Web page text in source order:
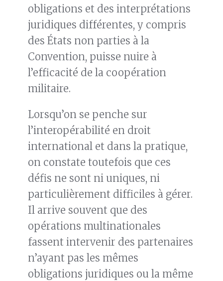
obligations et des interprétations
juridiques différentes, y compris
des États non parties à la
Convention, puisse nuire à
l’efficacité de la coopération
militaire.
Lorsqu’on se penche sur
l’interopérabilité en droit
international et dans la pratique,
on constate toutefois que ces
défis ne sont ni uniques, ni
particulièrement difficiles à gérer.
Il arrive souvent que des
opérations multinationales
fassent intervenir des partenaires
n’ayant pas les mêmes
obligations juridiques ou la même